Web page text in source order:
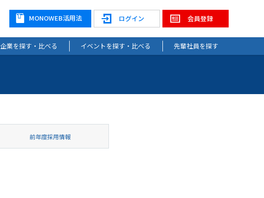
会員登録
ログイン
MONOWEB活用法
企業を探す・比べる イベントを探す・比べる 先輩社員を探す
前年度採用情報